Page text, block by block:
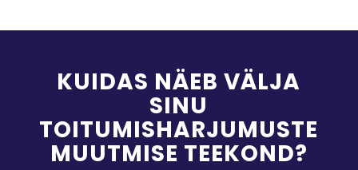
KUIDAS NÄEB VÄLJA
SINU
TOITUMISHARJUMUSTE
MUUTMISE TEEKOND?